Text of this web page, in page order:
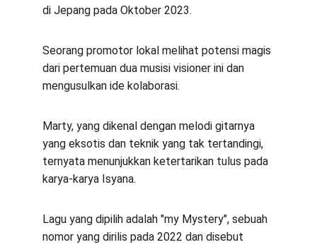
di Jepang pada Oktober 2023.
Seorang promotor lokal melihat potensi magis
dari pertemuan dua musisi visioner ini dan
mengusulkan ide kolaborasi.
Marty, yang dikenal dengan melodi gitarnya
yang eksotis dan teknik yang tak tertandingi,
ternyata menunjukkan ketertarikan tulus pada
karya-karya Isyana.
Lagu yang dipilih adalah "my Mystery", sebuah
nomor yang dirilis pada 2022 dan disebut